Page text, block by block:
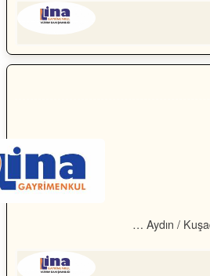
Turkey Aydın / Kuşadası